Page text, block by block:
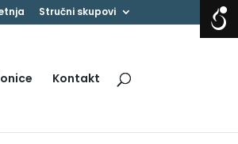
Stručni skupovi
Kontakt